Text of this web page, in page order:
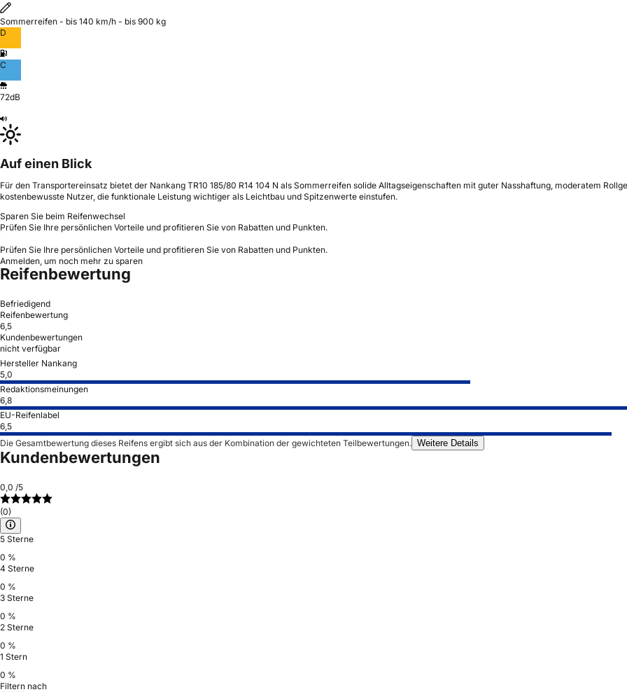
Sommerreifen - bis 140 km/h - bis 900 kg
D
C
72dB
Auf einen Blick
Für den Transportereinsatz bietet der Nankang TR10 185/80 R14 104 N als Sommerreifen solide Alltagseigenschaften mit guter Nasshaftung, moderatem
kostenbewusste Nutzer, die funktionale Leistung wichtiger als Leichtbau und Spitzenwerte einstufen.
Sparen Sie beim Reifenwechsel
Prüfen Sie Ihre persönlichen Vorteile und profitieren Sie von Rabatten und Punkten.
Prüfen Sie Ihre persönlichen Vorteile und profitieren Sie von Rabatten und Punkten.
Anmelden, um noch mehr zu sparen
Reifenbewertung
Befriedigend
Reifenbewertung
6,5
Kundenbewertungen
nicht verfügbar
Hersteller Nankang
5,0
Redaktionsmeinungen
6,8
EU-Reifenlabel
6,5
Die Gesamtbewertung dieses Reifens ergibt sich aus der Kombination der gewichteten Teilbewertungen. Weitere Details
Kundenbewertungen
0,0 /5
(0)
5 Sterne
0 %
4 Sterne
0 %
3 Sterne
0 %
2 Sterne
0 %
1 Stern
0 %
Filtern nach